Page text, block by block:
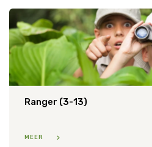
Ranger (3-13)
MEER